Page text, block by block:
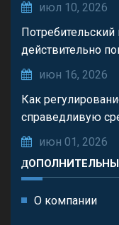
июл 10, 2026
Потребительский
действительно
июн 16, 2026
Как
справедливую
июн 01, 2026
О компании